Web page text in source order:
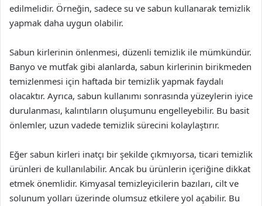
edilmelidir. Örneğin, sadece su ve sabun kullanarak temizlik
yapmak daha uygun olabilir.
Sabun kirlerinin önlenmesi, düzenli temizlik ile mümkündür.
Banyo ve mutfak gibi alanlarda, sabun kirlerinin birikmeden
temizlenmesi için haftada bir temizlik yapmak faydalı
olacaktır. Ayrıca, sabun kullanımı sonrasında yüzeylerin iyice
durulanması, kalıntıların oluşumunu engelleyebilir. Bu basit
önlemler, uzun vadede temizlik sürecini kolaylaştırır.
Eğer sabun kirleri inatçı bir şekilde çıkmıyorsa, ticari temizlik
ürünleri de kullanılabilir. Ancak bu ürünlerin içeriğine dikkat
etmek önemlidir. Kimyasal temizleyicilerin bazıları, cilt ve
solunum yolları üzerinde olumsuz etkilere yol açabilir. Bu